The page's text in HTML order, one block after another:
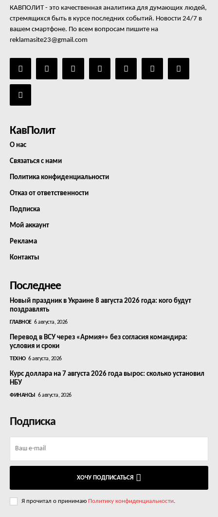
КАВПОЛИТ - это качественная аналитика для думающих людей,
стремящихся быть в курсе последних событий. Новости 24/7 в
вашем смартфоне. По всем вопросам пишите на
reklamasite23@gmail.com
КавПолит
О нас
Связаться с нами
Политика конфиденциальности
Отказ от ответственности
Подписка
Мой аккаунт
Реклама
Контакты
Последнее
Новый праздник в Украине 8 августа 2026 года: кого будут
поздравлять
ГЛАВНОЕ 6 августа, 2026
Перевод в ВСУ через «Армия+» без согласия командира:
условия и сроки
ТЕХНО 6 августа, 2026
Курс доллара на 7 августа 2026 года вырос: сколько установил
НБУ
ФИНАНСЫ 6 августа, 2026
Подписка
ХОЧУ ПОДПИСАТЬСЯ
Я прочитал о принимаю Политику конфиденциальности.